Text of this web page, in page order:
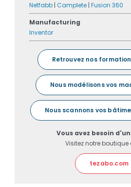
Netfabb | Camplete | Fusion 360
Manufacturing
Inventor
Retrouvez nos
Nous modélisons vos
Nous scannons vos
Vous avez besoin
Visitez notre boutique
tezabo.com